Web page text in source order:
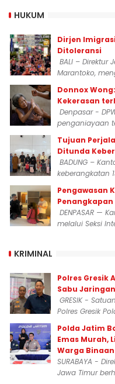
HUKUM
Dirjen
Ditoleransi
BALI – Direktur
Marantoko,
Donnox
Kekerasan
Denpasar -
penganiayaan
Tujuan
Ditunda
BADUNG –
keberangkatan
Pengawasan
Penangkapan
DENPASAR —
melalui Seksi
KRIMINAL
Polres Gresik
Sabu
GRESIK -
Polres Gresik
Polda Jatim
Emas Murah,
Warga
SURABAYA -
Jawa Timur